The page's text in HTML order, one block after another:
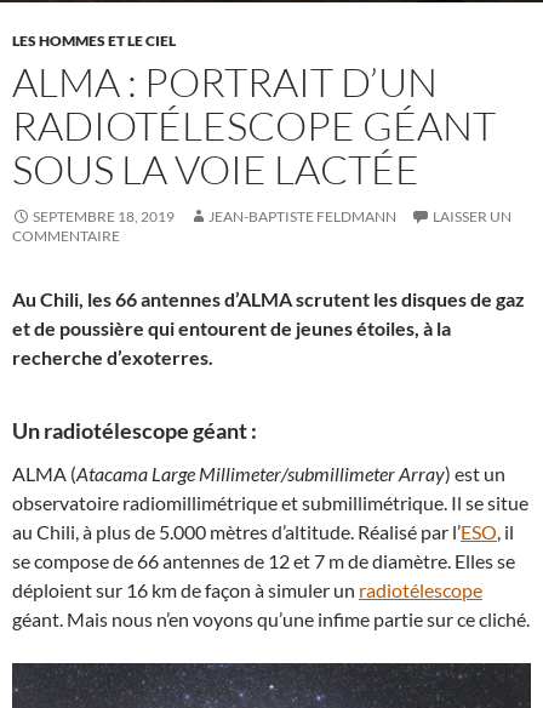
LES HOMMES ET LE CIEL
ALMA : PORTRAIT D’UN
RADIOTÉLESCOPE GÉANT
SOUS LA VOIE LACTÉE
SEPTEMBRE 18, 2019 JEAN-BAPTISTE FELDMANN
LAISSER UN
COMMENTAIRE
Au Chili, les 66 antennes d’ALMA scrutent les disques de gaz
et de poussière qui entourent de jeunes étoiles, à la
recherche d’exoterres.
Un radiotélescope géant :
ALMA (Atacama Large Millimeter/submillimeter Array) est un
observatoire radiomillimétrique et submillimétrique. Il se situe
au Chili, à plus de 5.000 mètres d’altitude. Réalisé par l’ESO, il
se compose de 66 antennes de 12 et 7 m de diamètre. Elles se
déploient sur 16 km de façon à simuler un radiotélescope
géant. Mais nous n’en voyons qu’une infime partie sur ce cliché.